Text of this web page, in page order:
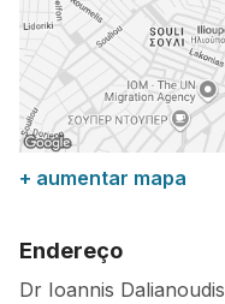
+ aumentar mapa
Endereço
Dr Ioannis Dalianoudis